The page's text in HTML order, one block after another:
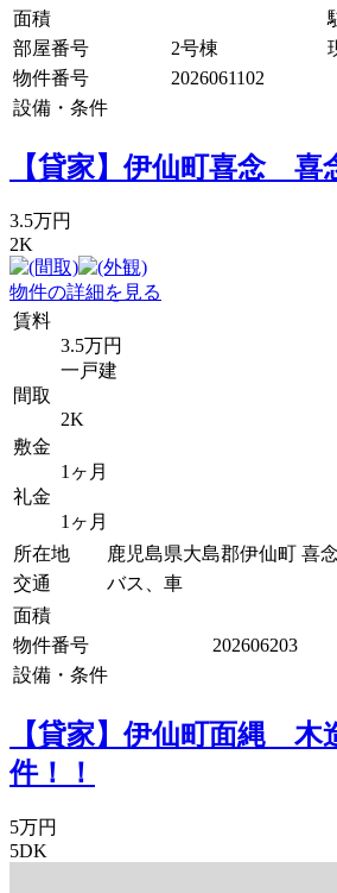
面積
部屋番号
2号棟
物件番号
2026061102
設備・条件
【貸家】伊仙町喜念
3.5万円
2K
物件の詳細を見る
賃料
3.5万円
一戸建
間取
2K
敷金
1ヶ月
礼金
1ヶ月
所在地
鹿児島県大島郡伊仙町
交通
バス、車
面積
物件番号
202606203
設備・条件
【貸家】伊仙町面縄 木
件！！
5万円
5DK